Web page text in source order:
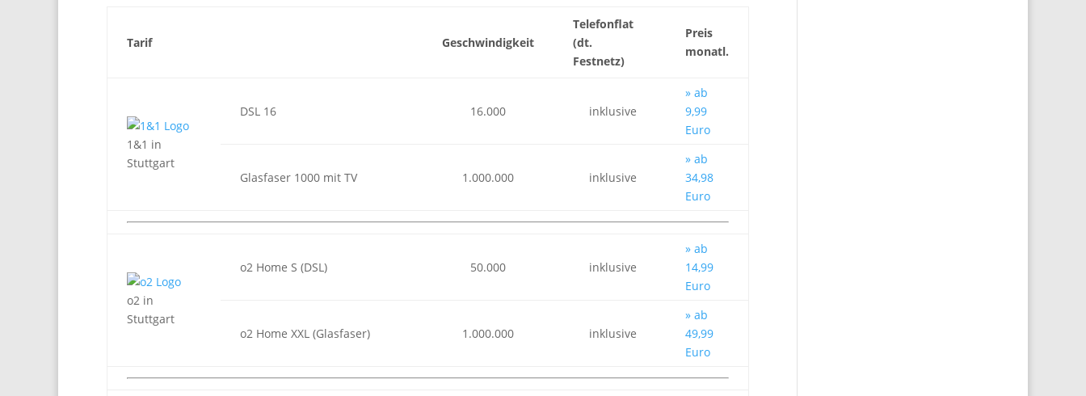
Tarif Geschwindigkeit
Telefonflat
(dt.
Festnetz)
Preis
monatl.
1&1 in
Stuttgart
DSL 16 16.000 inklusive
» ab
9,99
Euro
Glasfaser 1000 mit TV 1.000.000 inklusive
» ab
34,98
Euro
o2 in
Stuttgart
o2 Home S (DSL) 50.000 inklusive
» ab
14,99
Euro
o2 Home XXL (Glasfaser) 1.000.000 inklusive
» ab
49,99
Euro